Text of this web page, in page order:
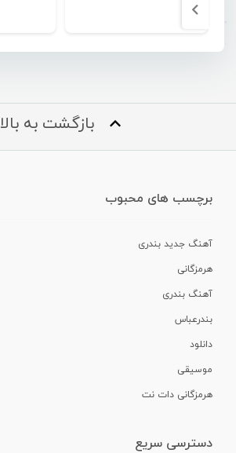
بازگشت به بالا
برچسب های محبوب
آهنگ جدید بندری
هرمزگانی
آهنگ بندری
بندرعباس
دانلود
موسیقی
هرمزگانی دات نت
دسترسی سریع